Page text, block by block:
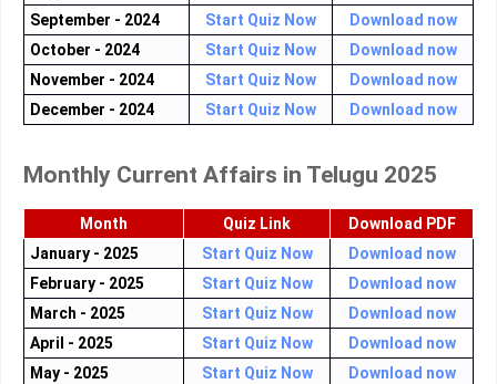
September - 2024
Start Quiz Now
Download now
October - 2024
Start Quiz Now
Download now
November - 2024
Start Quiz Now
Download now
December - 2024
Start Quiz Now Download now
Monthly Current Affairs in Telugu 2025
Month Quiz Link
Download PDF
January - 2025
Start Quiz Now
Download now
February - 2025
Start Quiz Now
Download now
March - 2025
Start Quiz Now
Download now
April - 2025
Start Quiz Now
Download now
May - 2025
Start Quiz Now
Download now